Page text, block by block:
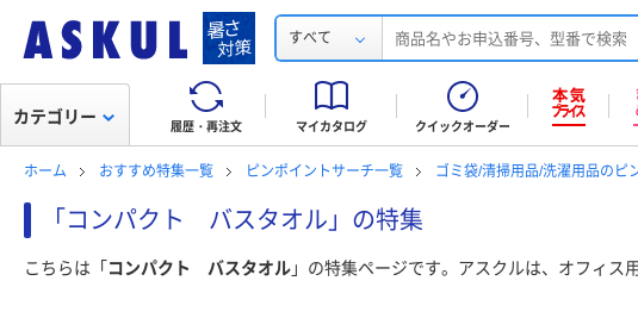
すべて
履歴・再注文 マイカタログ クイックオーダー
カテゴリー
ホーム おすすめ特集一覧 ピンポイントサーチ一覧 ゴミ袋/清掃用品/洗濯用品のピ
「コンパクト バスタオル」の特集
こちらは「 コンパクト バスタオル」の特集ページです。アスクルは、オフィス